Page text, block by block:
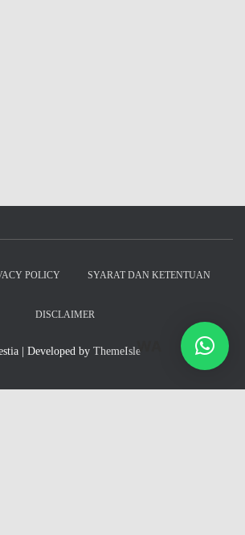
POLICY SYARAT DAN KETENTUAN
DISCLAIMER
| Developed by ThemeIsleWA